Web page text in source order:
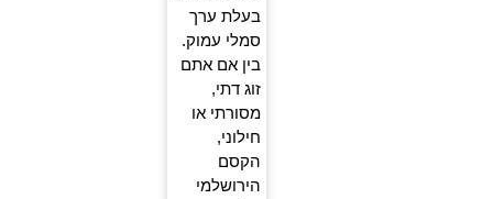
בעלת ערך
סמלי עמוק.
בין אם אתם
זוג דתי,
מסורתי או
חילוני,
הקסם
הירושלמי